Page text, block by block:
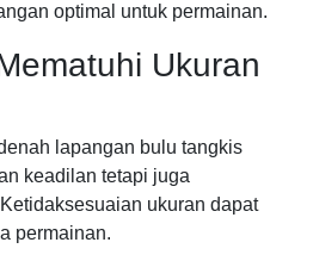
optimal untuk permainan.
Ukuran
lapangan bulu tangkis
keadilan tetapi juga
ukuran dapat
permainan.